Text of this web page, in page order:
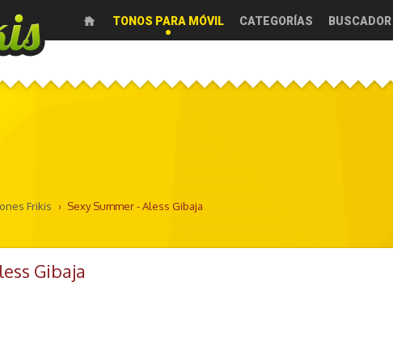
TONOS PARA MÓVIL CATEGORÍAS BUSCADOR
Frikis › Sexy Summer - Aless Gibaja
Gibaja